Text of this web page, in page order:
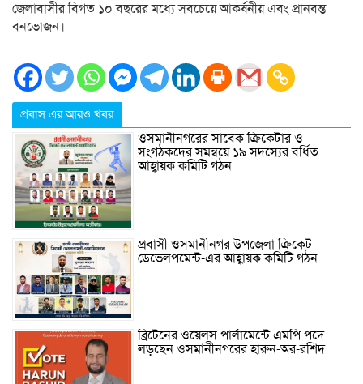
জেলাবাসীর বিগত ১০ বছরের মধ্যে সবচেয়ে আকর্ষনীয় এবং প্রানবন্ত
বনভোজন।
প্রবাস এর আরও খবর
ওসমানীনগরের সাবেক ক্রিকেটার ও
সংগঠকদের সমন্বয়ে ১৯ সদস্যের বর্ধিত
আহ্বায়ক কমিটি গঠন
প্রবাসী ওসমানীনগর উপজেলা ক্রিকেট
ডেভেলপমেন্ট-এর আহ্বায়ক কমিটি গঠন
ব্রিটেনের ওয়েলস পার্লামেন্টে এমপি পদে
লড়ছেন ওসমানীনগরের হারুন-অর-রশিদ